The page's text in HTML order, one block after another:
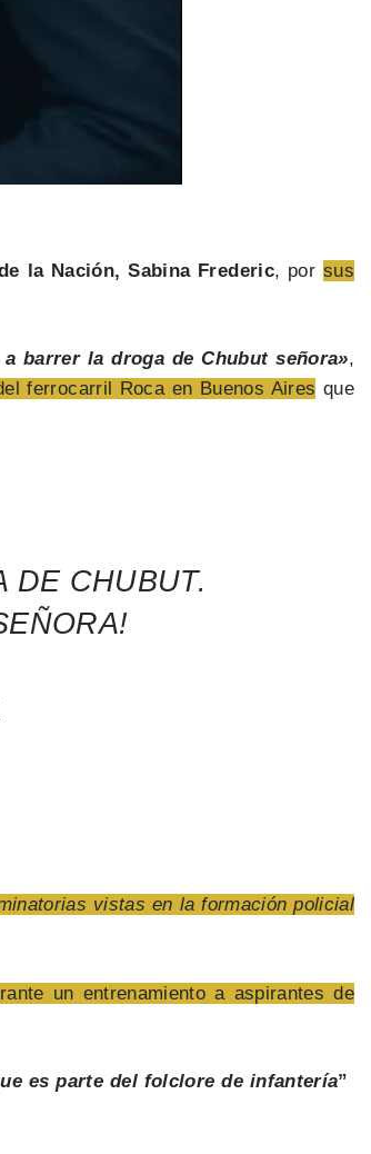
la Nación, Sabina Frederic, por sus
barrer la droga de Chubut señora»,
ferrocarril Roca en Buenos Aires que
DE CHUBUT.
vistas en la formación policial
un entrenamiento a aspirantes de
es parte del folclore de infantería”